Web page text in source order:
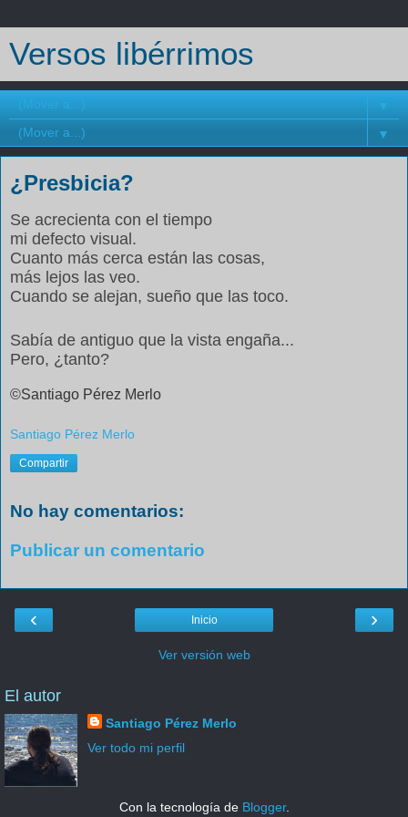
Versos libérrimos
▼
▼
¿Presbicia?
Se acrecienta con el tiempo
mi defecto visual.
Cuanto más cerca están las cosas,
más lejos las veo.
Cuando se alejan, sueño que las toco.
Sabía de antiguo que la vista engaña...
Pero, ¿tanto?
©Santiago Pérez Merlo
Santiago Pérez Merlo
Compartir
No hay comentarios:
Publicar un comentario
‹ ›
Inicio
Ver versión web
El autor
Santiago Pérez Merlo
Ver todo mi perfil
Con la tecnología de Blogger.